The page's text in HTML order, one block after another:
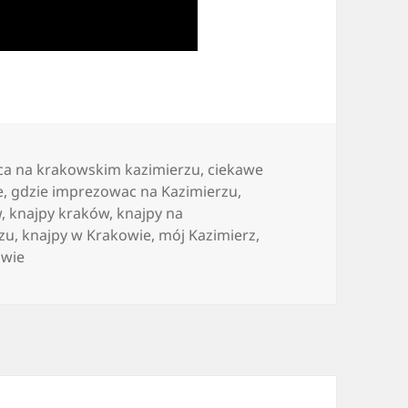
na krakowskim kazimierzu, ciekawe
, gdzie imprezowac na Kazimierzu,
, knajpy kraków, knajpy na
, knajpy w Krakowie, mój Kazimierz,